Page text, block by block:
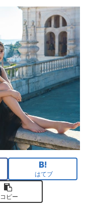
はてブ
コピー